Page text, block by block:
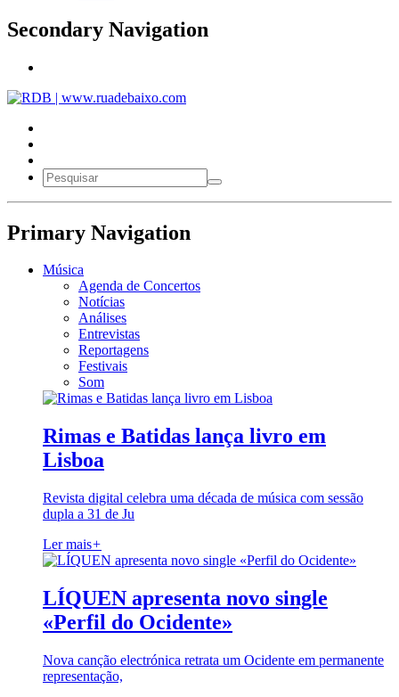
Secondary Navigation
Primary Navigation
Música
Agenda de Concertos
Notícias
Análises
Entrevistas
Reportagens
Festivais
Som
Rimas e Batidas lança livro em
Lisboa
Revista digital celebra uma década de música com sessão
dupla a 31 de Ju
Ler mais+
LÍQUEN apresenta novo single
«Perfil do Ocidente»
Nova canção electrónica retrata um Ocidente em permanente
representação,